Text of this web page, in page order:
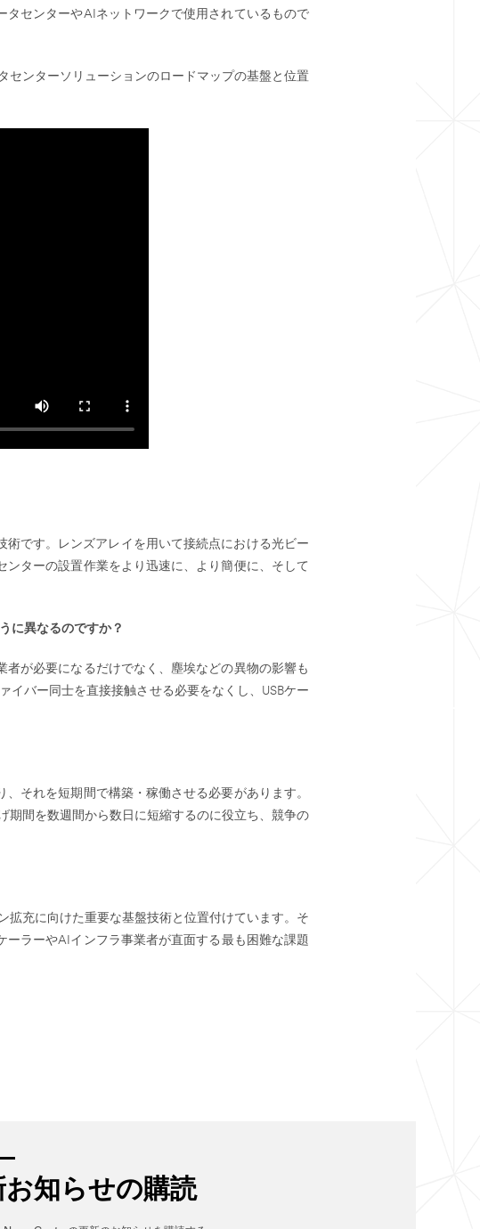
センターやAIネットワークで使用されているもので
センターソリューションのロードマップの基盤と位置
です。レンズアレイを用いて接続点における光ビー
ターの設置作業をより迅速に、より簡便に、そして
に異なるのですか？
が必要になるだけでなく、塵埃などの異物の影響も
バー同士を直接接触させる必要をなくし、USBケー
それを短期間で構築・稼働させる必要があります。
期間を数週間から数日に短縮するのに役立ち、競争の
拡充に向けた重要な基盤技術と位置付けています。そ
ラーやAIインフラ事業者が直面する最も困難な課題
お知らせの購読